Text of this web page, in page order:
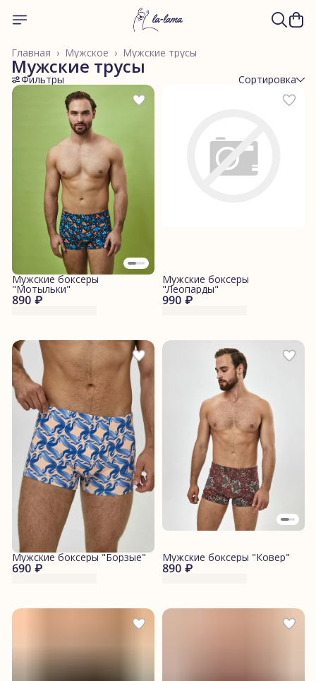
Мужские трусы
Мужское ›
Главная ›
Мужские трусы
Фильтры Сортировка
890 ₽
Мужские боксеры
"Мотыльки"
990 ₽
Мужские боксеры
"Леопарды"
690 ₽
Мужские боксеры "Борзые"
890 ₽
Мужские боксеры "Ковер"